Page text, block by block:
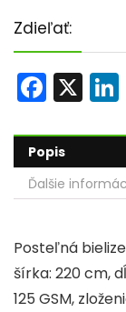
Zdieľať:
F
a
c
e
b
o
o
k
X
Popis
Ďalšie
Posteľná
šírka: 220 cm,
125 GSM,